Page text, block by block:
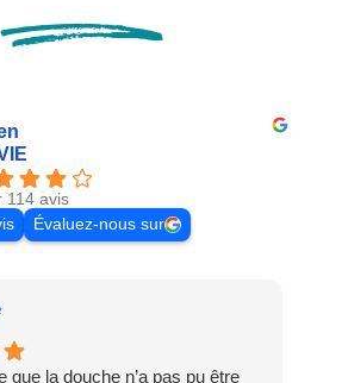
114 avis
Évaluez-nous sur
que la douche n’a pas pu être